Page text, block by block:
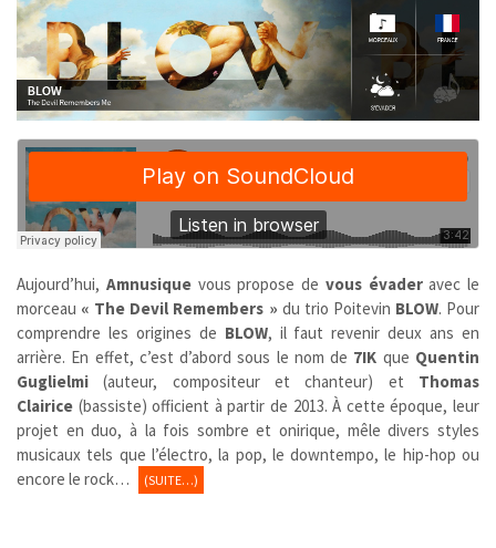
Aujourd’hui, Amnusiquevous propose de vous évaderavec le
morceau « The Devil Remembers » du trio Poitevin BLOW. Pour
comprendre les origines de BLOW, il faut revenir deux ans en
arrière. En effet, c’est d’abord sous le nom de 7IK que Quentin
Guglielmi (auteur, compositeur et chanteur) et Thomas
Clairice (bassiste) officient à partir de 2013. À cette époque, leur
projet en duo, à la fois sombre et onirique, mêle divers styles
musicaux tels que l’électro, la pop, le downtempo, le hip-hop ou
encore le rock…
(SUITE…)